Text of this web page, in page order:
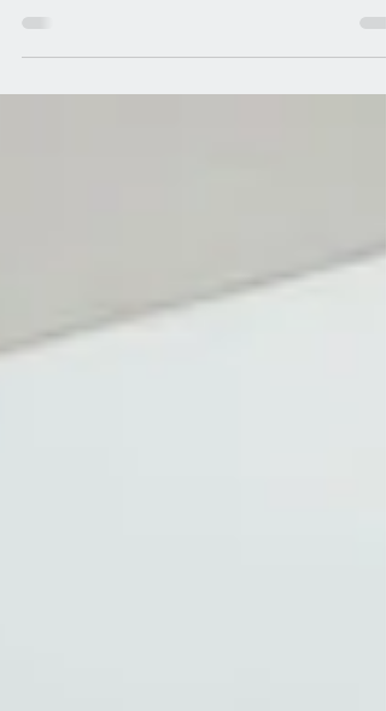
hotel gevoel. En zeg nou zelf, wat is nu fijner dan